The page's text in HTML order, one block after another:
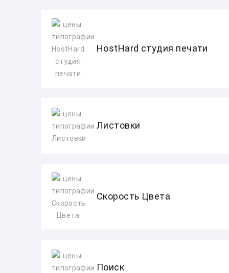
HostHard студия печати
Листовки
Скорость Цвета
Поиск